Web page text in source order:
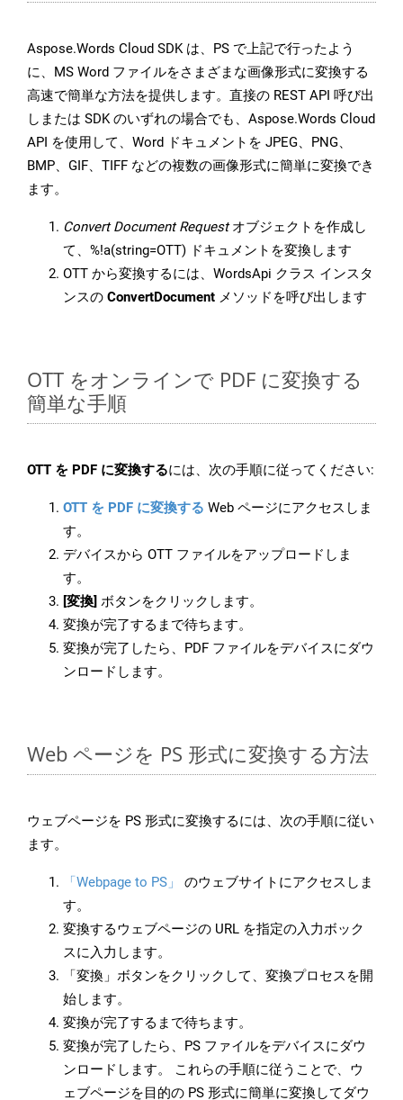
Aspose.Words Cloud SDK は、PS で上記で行ったよう
に、MS Word ファイルをさまざまな画像形式に変換する
高速で簡単な方法を提供します。直接の REST API 呼び出
しまたは SDK のいずれの場合でも、Aspose.Words Cloud
API を使用して、Word ドキュメントを JPEG、PNG、
BMP、GIF、TIFF などの複数の画像形式に簡単に変換でき
ます。
Convert Document Requestオブジェクトを作成し
て、%!a(string=OTT) ドキュメントを変換します
OTT から変換するには、WordsApi クラス インスタ
ンスの ConvertDocument メソッドを呼び出します
OTT をオンラインで PDF に変換する
簡単な手順
OTT を PDF に変換するには、次の手順に従ってください:
OTT を PDF に変換する Web ページにアクセスしま
す。
デバイスから OTT ファイルをアップロードしま
す。
[変換] ボタンをクリックします。
変換が完了するまで待ちます。
変換が完了したら、PDF ファイルをデバイスにダウ
ンロードします。
Web ページを PS 形式に変換する方法
ウェブページを PS 形式に変換するには、次の手順に従い
ます。
「Webpage to PS」
のウェブサイトにアクセスしま
す。
変換するウェブページの URL を指定の入力ボック
スに入力します。
「変換」ボタンをクリックして、変換プロセスを開
始します。
変換が完了するまで待ちます。
変換が完了したら、PS ファイルをデバイスにダウ
ンロードします。 これらの手順に従うことで、ウ
ェブページを目的の PS 形式に簡単に変換してダウ